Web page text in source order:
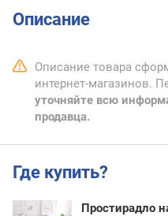
Описание
Описание товара
интернет-магазинов.
уточняйте всю
продавца.
Где купить?
Простирадло